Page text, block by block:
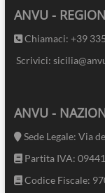
ANVU -
Chiamaci: +39
Scrivici:
ANVU -
Sede Legale: Via
Partita IVA:
Codice Fiscale: